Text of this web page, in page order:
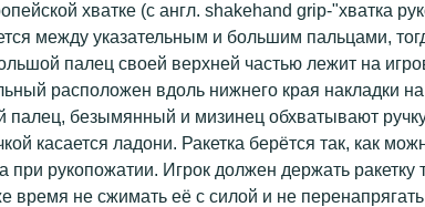
хватке (с англ. shakehand grip-"хватка
между указательным и большим пальцами,
палец своей верхней частью лежит на
расположен вдоль нижнего края накладки
палец, безымянный и мизинец обхватывают
касается ладони. Ракетка берётся так, как
при рукопожатии. Игрок должен держать ракетку
время не сжимать её с силой и не